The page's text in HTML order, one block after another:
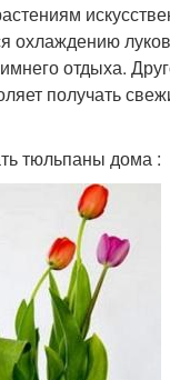
охлаждению
отдыха.
получать
тюльпаны дома :